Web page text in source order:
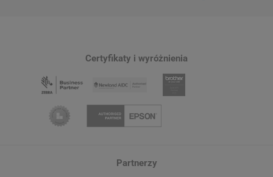
Certyfikaty i wyróżnienia
Partnerzy